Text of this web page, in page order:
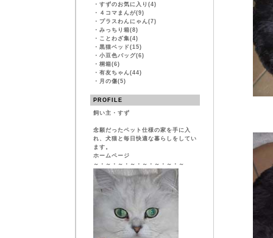
・ すずのお気に入り(4)
・ ４コマまんが(9)
・ プラスわんにゃん(7)
・ みっちり箱(8)
・ ことわざ集(4)
・ 黒猫ベッド(15)
・ 小豆色バッグ(6)
・ 桐箱(6)
・ 有友ちゃん(44)
・ 月の傷(5)
PROFILE
飼い主・すず
念願だったペット仕様の家を手に入
れ、犬猫と毎日快適な暮らしをしてい
ます。
ホームページ
～・～・～・～・～・～・～・～